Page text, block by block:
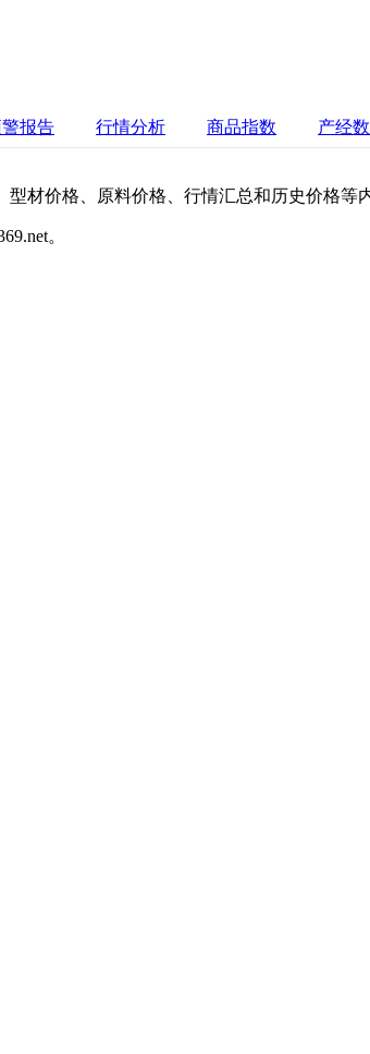
报告 行情分析 商品指数 产经
材价格、原料价格、行情汇总和历史价格等内
。